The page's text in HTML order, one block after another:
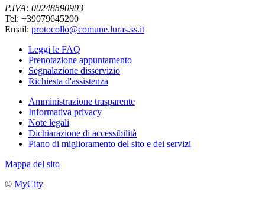
P.IVA: 00248590903
Tel: +39079645200
Email: protocollo@comune.luras.ss.it
Leggi le FAQ
Prenotazione appuntamento
Segnalazione disservizio
Richiesta d'assistenza
Amministrazione trasparente
Informativa privacy
Note legali
Dichiarazione di accessibilità
Piano di miglioramento del sito e dei servizi
Mappa del sito
© MyCity